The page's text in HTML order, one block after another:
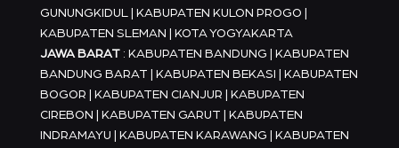
GUNUNGKIDUL | KABUPATEN KULON PROGO |
KABUPATEN SLEMAN | KOTA YOGYAKARTA
JAWA BARAT: KABUPATEN BANDUNG | KABUPATEN
BANDUNG BARAT | KABUPATEN BEKASI | KABUPATEN
BOGOR | KABUPATEN CIANJUR | KABUPATEN
CIREBON | KABUPATEN GARUT | KABUPATEN
INDRAMAYU | KABUPATEN KARAWANG | KABUPATEN